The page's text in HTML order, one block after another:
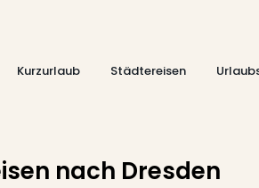
Kurzurlaub Städtereisen
nach Dresden